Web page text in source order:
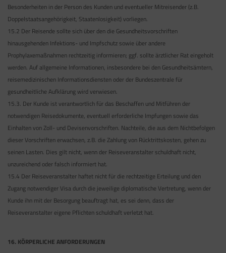
Besonderheiten in der Person des Kunden und eventueller Mitreisender (z.B.
Doppelstaatsangehörigkeit, Staatenlosigkeit) vorliegen.
15.2 Der Reisende sollte sich über den die Gesundheitsvorschriften
hinausgehenden Infektions- und Impfschutz sowie über andere
Prophylaxemaßnahmen rechtzeitig informieren; ggf. sollte ärztlicher Rat eingeholt
werden. Auf allgemeine Informationen, insbesondere bei den Gesundheitsämtern,
reisemedizinischen Informationsdiensten oder der Bundeszentrale für
gesundheitliche Aufklärung wird verwiesen.
15.3. Der Kunde ist verantwortlich für das Beschaffen und Mitführen der
notwendigen Reisedokumente, eventuell erforderliche Impfungen sowie das
Einhalten von Zoll- und Devisenvorschriften. Nachteile, die aus dem Nichtbefolgen
dieser Vorschriften erwachsen, z.B. die Zahlung von Rücktrittskosten, gehen zu
seinen Lasten. Dies gilt nicht, wenn der Reiseveranstalter schuldhaft nicht,
unzureichend oder falsch informiert hat.
15.4 Der Reiseveranstalter haftet nicht für die rechtzeitige Erteilung und den
Zugang notwendiger Visa durch die jeweilige diplomatische Vertretung, wenn der
Kunde ihn mit der Besorgung beauftragt hat, es sei denn, dass der
Reiseveranstalter eigene Pflichten schuldhaft verletzt hat.
16. KÖRPERLICHE ANFORDERUNGEN